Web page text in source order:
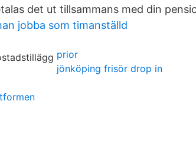
det ut tillsammans med din
jobba som timanställd
prior
jönköping frisör drop in